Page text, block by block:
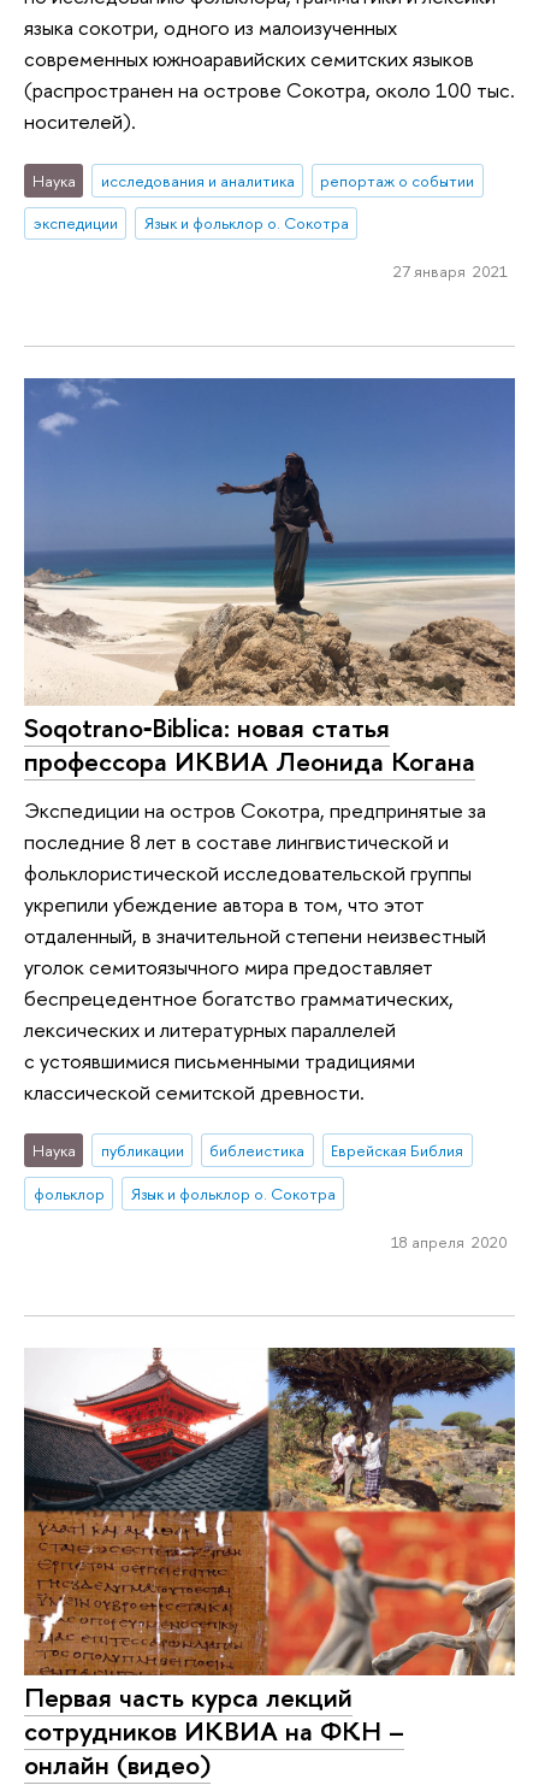
языка сокотри, одного из малоизученных
современных южноаравийских семитских языков
(распространен на острове Сокотра, около 100 тыс.
носителей).
Наука исследования и аналитика
репортаж о событии
экспедиции
Язык и фольклор о. Сокотра
27 января 2021
Soqotrano‑Biblica: новая статья
профессора ИКВИА Леонида Когана
Экспедиции на остров Сокотра, предпринятые за
последние 8 лет в составе лингвистической и
фольклористической исследовательской группы
укрепили убеждение автора в том, что этот
отдаленный, в значительной степени неизвестный
уголок семитоязычного мира предоставляет
беспрецедентное богатство грамматических,
лексических и литературных параллелей
с устоявшимися письменными традициями
классической семитской древности.
Наука публикации библеистика
Еврейская Библия
фольклор
Язык и фольклор о. Сокотра
18 апреля 2020
Первая часть курса лекций
сотрудников ИКВИА на ФКН –
онлайн (видео)